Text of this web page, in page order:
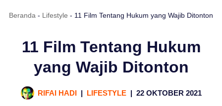
Beranda - Lifestyle - 11 Film Tentang Hukum yang Wajib Ditonton
11 Film Tentang Hukum
yang Wajib Ditonton
RIFAI HADI LIFESTYLE 22 OKTOBER 2021